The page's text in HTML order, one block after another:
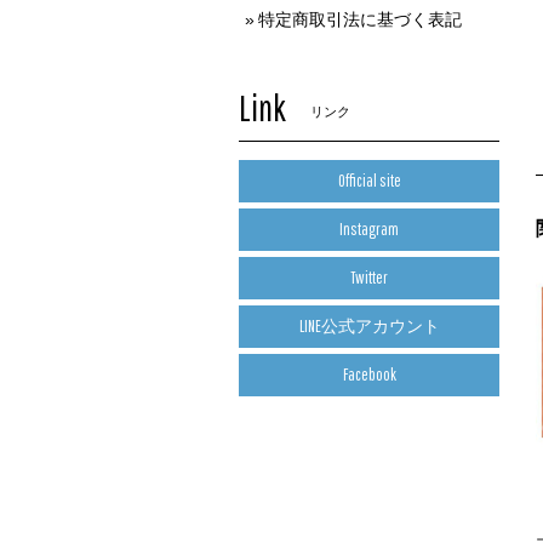
特定商取引法に基づく表記
Link リンク
Official site
Instagram
Twitter
LINE公式アカウント
Facebook